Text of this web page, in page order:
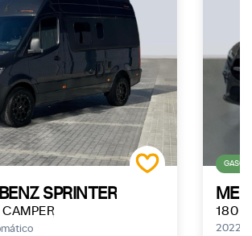
SPRINTER
180
2022